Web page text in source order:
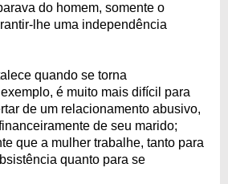
do homem, somente o
lhe uma independência
quando se torna
é muito mais difícil para
de um relacionamento abusivo,
de seu marido;
que a mulher trabalhe, tanto para
quanto para se